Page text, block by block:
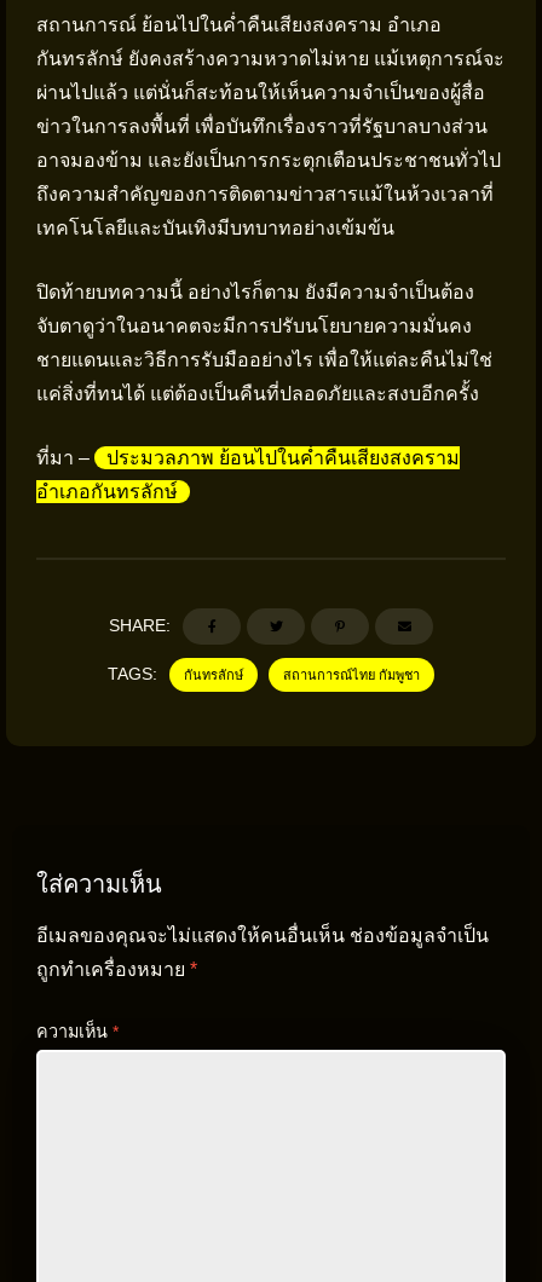
สถานการณ์ ย้อนไปในค่ำคืนเสียงสงคราม อำเภอ
กันทรลักษ์ ยังคงสร้างความหวาดไม่หาย แม้เหตุการณ์จะ
ผ่านไปแล้ว แต่นั่นก็สะท้อนให้เห็นความจำเป็นของผู้สื่อ
ข่าวในการลงพื้นที่ เพื่อบันทึกเรื่องราวที่รัฐบาลบางส่วน
อาจมองข้าม และยังเป็นการกระตุกเตือนประชาชนทั่วไป
ถึงความสำคัญของการติดตามข่าวสารแม้ในห้วงเวลาที่
เทคโนโลยีและบันเทิงมีบทบาทอย่างเข้มข้น
ปิดท้ายบทความนี้ อย่างไรก็ตาม ยังมีความจำเป็นต้อง
จับตาดูว่าในอนาคตจะมีการปรับนโยบายความมั่นคง
ชายแดนและวิธีการรับมืออย่างไร เพื่อให้แต่ละคืนไม่ใช่
แค่สิ่งที่ทนได้ แต่ต้องเป็นคืนที่ปลอดภัยและสงบอีกครั้ง
ที่มา –
ประมวลภาพ ย้อนไปในค่ำคืนเสียงสงคราม
อำเภอกันทรลักษ์
SHARE:
TAGS: กันทรลักษ์ สถานการณ์ไทย กัมพูชา
ใส่ความเห็น
อีเมลของคุณจะไม่แสดงให้คนอื่นเห็น ช่องข้อมูลจำเป็น
ถูกทำเครื่องหมาย *
ความเห็น *